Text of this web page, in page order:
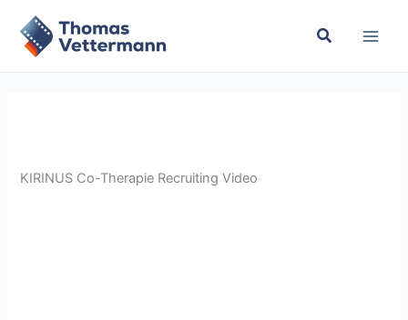
Inhalt
springen
KIRINUS Co-Therapie Recruiting Video